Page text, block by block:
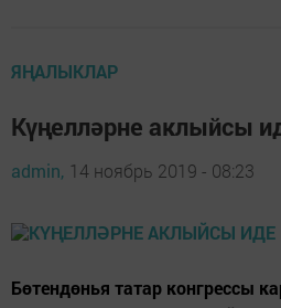
ЯҢАЛЫКЛАР
Күңелләрне аклыйсы
admin, 14 ноябрь 2019 - 08:23
Бөтендөнья татар конгрессы